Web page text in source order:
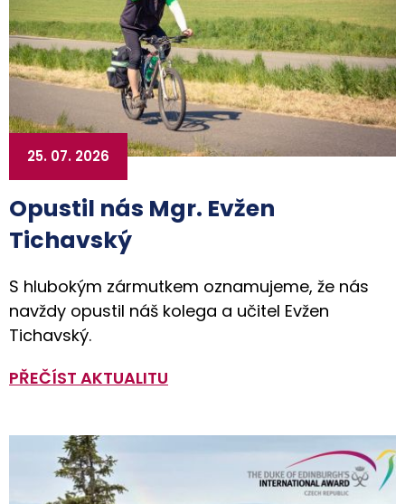
Opustil nás Mgr. Evžen
Tichavský
25. 07. 2026
S hlubokým zármutkem oznamujeme, že nás
navždy opustil náš kolega a učitel Evžen
Tichavský.
PŘEČÍST AKTUALITU